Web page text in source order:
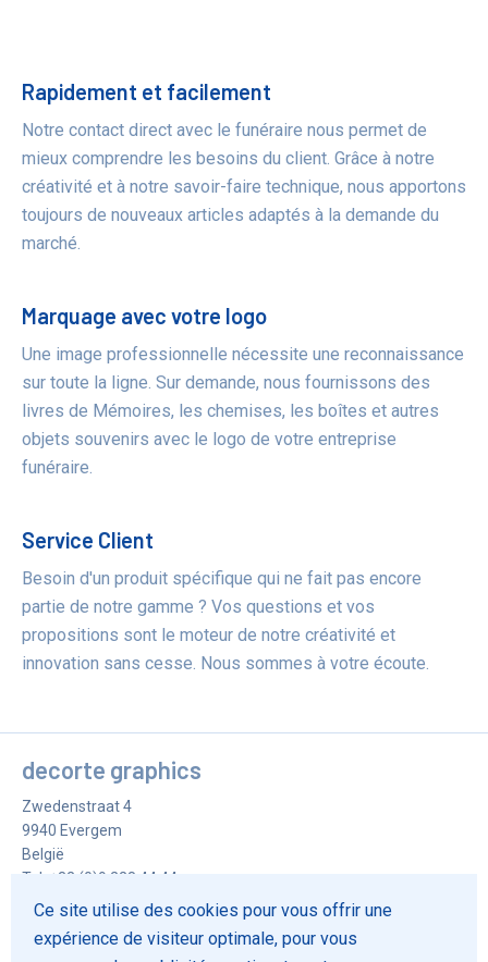
Bénéfices
Rapidement et facilement
Notre contact direct avec le funéraire nous permet de
mieux comprendre les besoins du client. Grâce à notre
créativité et à notre savoir-faire technique, nous apportons
toujours de nouveaux articles adaptés à la demande du
marché.
Marquage avec votre logo
Une image professionnelle nécessite une reconnaissance
sur toute la ligne. Sur demande, nous fournissons des
livres de Mémoires, les chemises, les boîtes et autres
objets souvenirs avec le logo de votre entreprise
funéraire.
Service Client
Besoin d'un produit spécifique qui ne fait pas encore
partie de notre gamme ? Vos questions et vos
propositions sont le moteur de notre créativité et
innovation sans cesse. Nous sommes à votre écoute.
decorte graphics
Zwedenstraat 4
9940 Evergem
België
Tel.
+32 (0)9 228 44 44
Fax
+32 (0)9 228 73 32
Ce site utilise des cookies pour vous offrir une
expérience de visiteur optimale, pour vous